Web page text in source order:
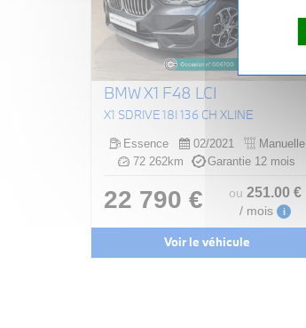
BMW X1 F48 LCI
X1 SDRIVE 18I 136 CH XLINE
Essence 02/2021
Manuelle
72 262km
Garantie 12 mois
22 790 € ou251 .00 €
/ mois i
Voir le véhicule